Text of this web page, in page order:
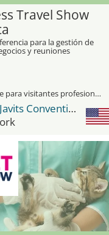
Travel Show
para la gestión de
y reuniones
únicamente para visitantes profesionales
Jacob K. Javits Convention Center